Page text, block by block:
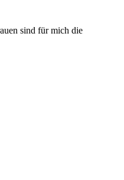
sind für mich die